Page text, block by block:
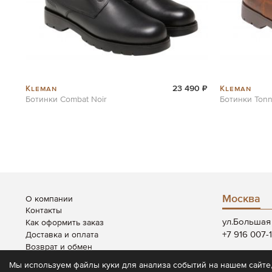
Kleman
Ботинки Combat Noir
23 490 ₽ Kleman
Ботинки
О компании
Контакты
Как оформить заказ
Доставка и оплата
Возврат и обмен
Москва
ул.Большая
+7 916 007-
Мы используем файлы куки для анализа событий на нашем